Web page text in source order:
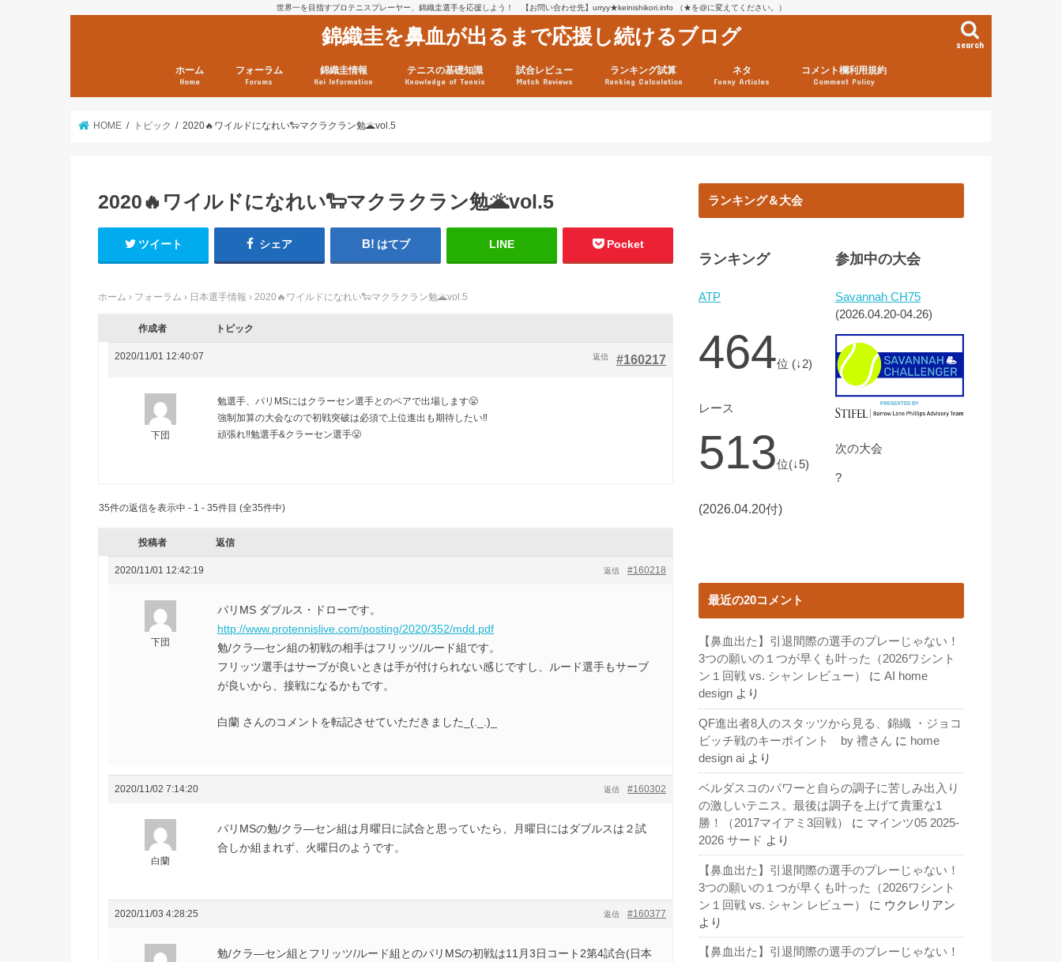
世界一を目指すプロテニスプレーヤー、錦織圭選手を応援しよう！ 【お問い合わせ先】urryy★keinishikori.info （★を@に変えてください。）
錦織圭を鼻血が出るまで応援し続けるブログ search
ホーム
Home
フォーラム
Forums
錦織圭情報
Kei Information
日現在）
点）
テニスの基礎知識
Knowledge of Tennis
試合レビュー
Match Reviews
ランキング試算
Ranking Calculation
ネタ
Funny Articles
コメント欄利用規約
Comment Policy
HOME トピック 2020🔥ワイルドになれい🐑マクラクラン勉🌋vol.5
2020🔥ワイルドになれい🐑マクラクラン勉🌋vol.5
ツイート シェア はてブ LINE Pocket
ホーム › フォーラム › 日本選手情報 › 2020🔥ワイルドになれい🐑マクラクラン勉🌋vol.5
作成者 トピック
2020/11/01 12:40:07 #160217
返信
下団
勉選手、パリMSにはクラーセン選手とのペアで出場します😤
強制加算の大会なので初戦突破は必須で上位進出も期待したい‼️
頑張れ‼️勉選手&クラーセン選手😤
35件の返信を表示中 - 1 - 35件目 (全35件中)
投稿者 返信
2020/11/01 12:42:19 #160218
返信
下団
パリMS ダブルス・ドローです。
http://www.protennislive.com/posting/2020/352/mdd.pdf
勉/クラ―セン組の初戦の相手はフリッツ/ルード組です。
フリッツ選手はサーブが良いときは手が付けられない感じですし、ルード選手もサーブ
が良いから、接戦になるかもです。
白蘭 さんのコメントを転記させていただきました_(._.)_
2020/11/02 7:14:20 #160302
返信
白蘭
パリMSの勉/クラ―セン組は月曜日に試合と思っていたら、月曜日にはダブルスは２試
合しか組まれず、火曜日のようです。
2020/11/03 4:28:25 #160377
返信
勉/クラ―セン組とフリッツ/ルード組とのパリMSの初戦は11月3日コート2第4試合(日本
ランキング＆大会
ランキング
ATP
464位 (↓2)
レース
513位(↓5)
(2026.04.20付)
参加中の大会
Savannah CH75
(2026.04.20-04.26)
次の大会
?
最近の20コメント
【鼻血出た】引退間際の選手のプレーじゃない！
3つの願いの１つが早くも叶った（2026ワシント
ン１回戦 vs. シャン レビュー）
に AI home
design より
QF進出者8人のスタッツから見る、錦織 ・ジョコ
ビッチ戦のキーポイント by 禮さん に home
design ai より
ベルダスコのパワーと自らの調子に苦しみ出入り
の激しいテニス。最後は調子を上げて貴重な1
勝！（2017マイアミ3回戦）
に マインツ05 2025-
2026 サード より
【鼻血出た】引退間際の選手のプレーじゃない！
3つの願いの１つが早くも叶った（2026ワシント
ン１回戦 vs. シャン レビュー）
に ウクレリアン
より
【鼻血出た】引退間際の選手のプレーじゃない！